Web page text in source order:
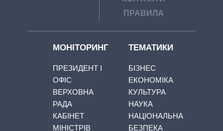
ПРАВИЛА
МОНІТОРИНГ
ПРЕЗИДЕНТ І
ОФІС
ВЕРХОВНА
РАДА
КАБІНЕТ
МІНІСТРІВ
ТЕМАТИКИ
БІЗНЕС
ЕКОНОМІКА
КУЛЬТУРА
НАУКА
НАЦІОНАЛЬНА
БЕЗПЕКА